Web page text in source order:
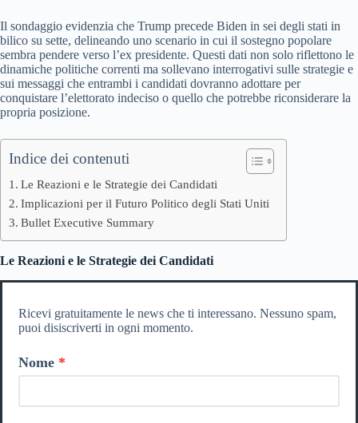
Il sondaggio evidenzia che Trump precede Biden in sei degli stati in
bilico su sette, delineando uno scenario in cui il sostegno popolare
sembra pendere verso l’ex presidente. Questi dati non solo riflettono le
dinamiche politiche correnti ma sollevano interrogativi sulle strategie e
sui messaggi che entrambi i candidati dovranno adottare per
conquistare l’elettorato indeciso o quello che potrebbe riconsiderare la
propria posizione.
Indice dei contenuti
Le Reazioni e le Strategie dei Candidati
Implicazioni per il Futuro Politico degli Stati Uniti
Bullet Executive Summary
Le Reazioni e le Strategie dei Candidati
Ricevi gratuitamente le news che ti interessano. Nessuno spam,
puoi disiscriverti in ogni momento.
Nome